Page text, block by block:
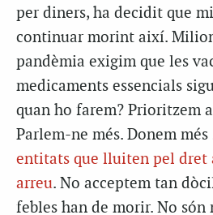
per diners, ha decidit que
continuar morint així.
pandèmia exigim que les
medicaments essencials
quan ho farem? Prioritzem
Parlem-ne més. Donem
entitats que lluiten pel dret
arreu. No acceptem tan
febles han de morir. No